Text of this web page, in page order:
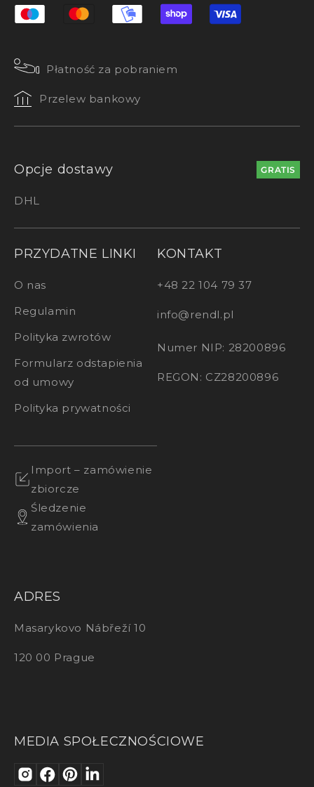
Płatność za pobraniem
Przelew bankowy
Opcje dostawy GRATIS
DHL
PRZYDATNE LINKI
O nas
Regulamin
Polityka zwrotów
Formularz odstapienia
od umowy
Polityka prywatności
Import – zamówienie
zbiorcze
Śledzenie
zamówienia
KONTAKT
+48 22 104 79 37
info@rendl.pl
Numer NIP: 28200896
REGON: CZ28200896
ADRES
Masarykovo Nábřeží 10
120 00 Prague
MEDIA SPOŁECZNOŚCIOWE